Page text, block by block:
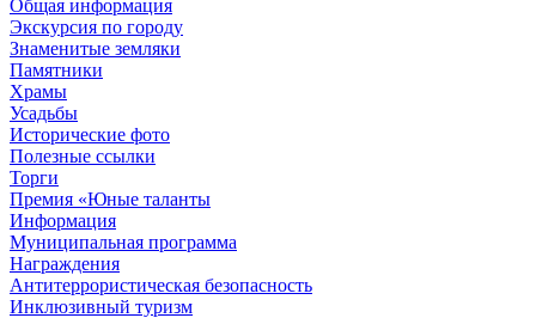
Общая информация
Экскурсия по городу
Знаменитые земляки
Памятники
Храмы
Усадьбы
Исторические фото
Полезные ссылки
Торги
Премия «Юные таланты
Информация
Муниципальная программа
Награждения
Антитеррористическая безопасность
Инклюзивный туризм